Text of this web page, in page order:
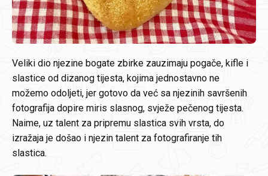
Veliki dio njezine bogate zbirke zauzimaju pogače, kifle i
slastice od dizanog tijesta, kojima jednostavno ne
možemo odoljeti, jer gotovo da već sa njezinih savršenih
fotografija dopire miris slasnog, svježe pečenog tijesta.
Naime, uz talent za pripremu slastica svih vrsta, do
izražaja je došao i njezin talent za fotografiranje tih
slastica.